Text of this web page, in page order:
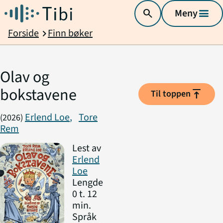
search Menymenu
Forside chevron_rightFinn bøker
Olav og
bokstavene
(2026) Erlend Loe, Tore
Rem
Lest av
Erlend
Loe
Lengde
0 t. 12
min.
Språk
Til toppen vertical_align_top